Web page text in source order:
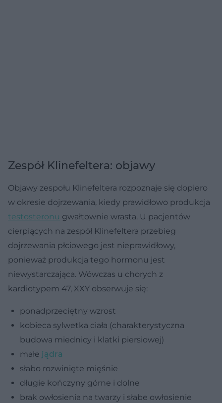
Zespół Klinefeltera: objawy
Objawy zespołu Klinefeltera rozpoznaje się dopiero
w okresie dojrzewania, kiedy prawidłowo produkcja
testosteronu gwałtownie wrasta. U pacjentów
cierpiących na zespół Klinefeltera przebieg
dojrzewania płciowego jest nieprawidłowy,
ponieważ produkcja tego hormonu jest
niewystarczająca. Wówczas u chorych z
kardiotypem 47, XXY obserwuje się:
ponadprzeciętny wzrost
kobieca sylwetka ciała (charakterystyczna
budowa miednicy i klatki piersiowej)
małe jądra
słabo rozwinięte mięśnie
długie kończyny górne i dolne
brak owłosienia na twarzy i słabe owłosienie